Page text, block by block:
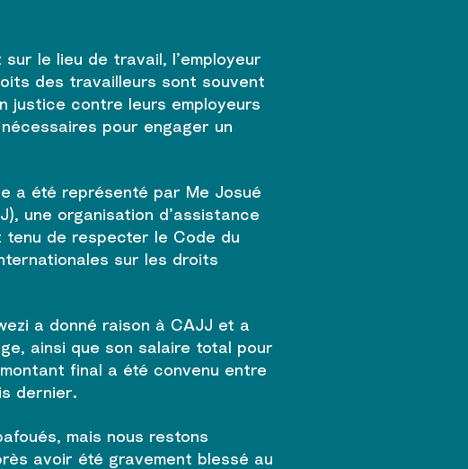
le lieu de travail, l’employeur
des travailleurs sont souvent
justice contre leurs employeurs
pour engager un
a été représenté par Me Josué
une organisation d’assistance
de respecter le Code du
sur les droits
a donné raison à CAJJ et a
ainsi que son salaire total pour
final a été convenu entre
dernier.
mais nous restons
avoir été gravement blessé au